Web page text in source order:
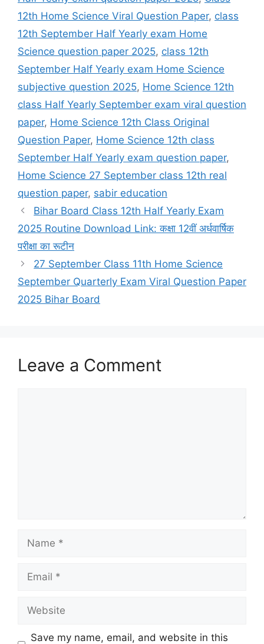
12th Home Science Viral Question Paper, class
12th September Half Yearly exam Home
Science question paper 2025, class 12th
September Half Yearly exam Home Science
subjective question 2025, Home Science 12th
class Half Yearly September exam viral question
paper, Home Science 12th Class Original
Question Paper, Home Science 12th class
September Half Yearly exam question paper,
Home Science 27 September class 12th real
question paper, sabir education
Bihar Board Class 12th Half Yearly Exam
2025 Routine Download Link: कक्षा 12वीं अर्धवार्षिक
परीक्षा का रूटीन
27 September Class 11th Home Science
September Quarterly Exam Viral Question Paper
2025 Bihar Board
Leave a Comment
Save my name, email, and website in this